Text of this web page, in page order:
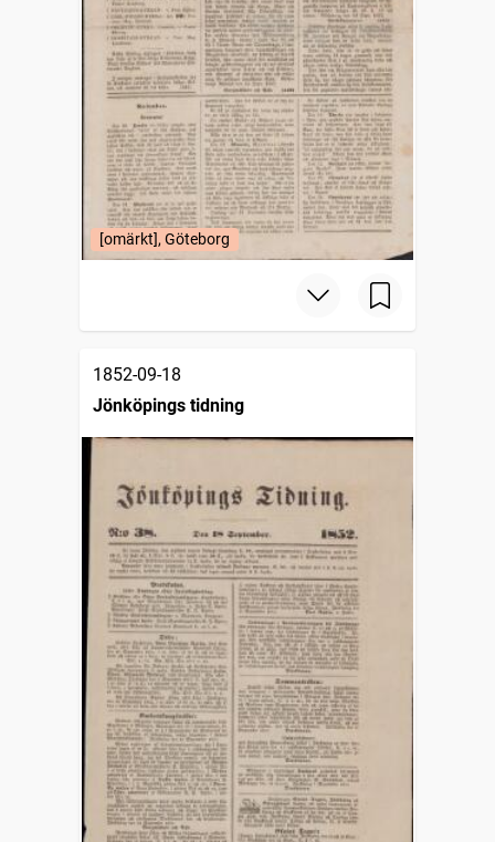
[omärkt], Göteborg
1852-09-18
Jönköpings tidning